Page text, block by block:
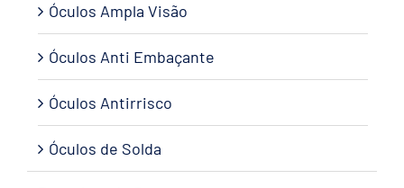
Óculos Ampla Visão
Óculos Anti Embaçante
Óculos Antirrisco
Óculos de Solda